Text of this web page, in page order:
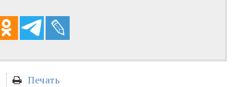
Печать